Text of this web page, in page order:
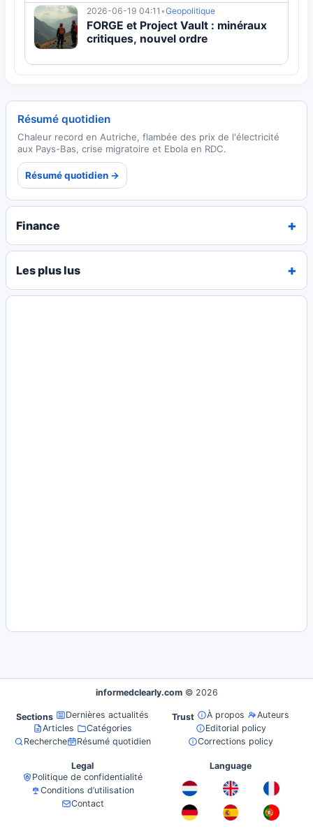
2026-06-19 04:11 •Geopolitique
FORGE et Project Vault : minéraux
critiques, nouvel ordre
Résumé quotidien
Chaleur record en Autriche, flambée des prix de l'électricité
aux Pays-Bas, crise migratoire et Ebola en RDC.
Résumé quotidien →
Finance
Les plus lus
informedclearly.com © 2026
Sections
Dernières actualités
Articles
Catégories
Recherche
Résumé quotidien
Trust À propos
Auteurs
Editorial policy
Corrections policy
Legal
Politique de confidentialité
Conditions d’utilisation
Contact
Language